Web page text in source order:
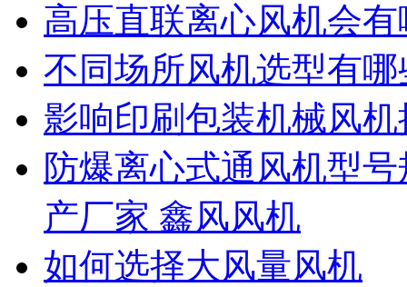
高压直联离心风机会
不同场所风机选型有
影响印刷包装机械风
防爆离心式通风机型
产厂家 鑫风风机
如何选择大风量风机